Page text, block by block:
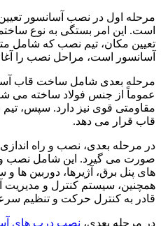
مرحله اول در نصب آسانسور
است. این امر بستگی به نوع
تعیین مکان، تیم نصب که
آسانسور است، مراحل نصب را
مرحله بعدی شامل ساخت قاب
عموماً از جنس فولاد ساخته می
مقاومتی قوی نیز دارد. سپس،
قاب قرار می دهد.
در مرحله بعدی، نصب و راه
صورت می گیرد. این شامل نصب
های پنل برق، آژیرها، دوربین ها
همچنین، سیستم کنترل و
قادر به کنترل حرکت و تنظیم
در مرحله بعدی، نصب درب های